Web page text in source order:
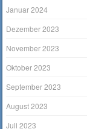
Januar 2024
Dezember 2023
November 2023
Oktober 2023
September 2023
August 2023
Juli 2023